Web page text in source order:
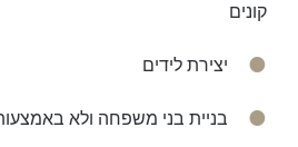
קונים
יצירת לידים
בניית בני משפחה ולא